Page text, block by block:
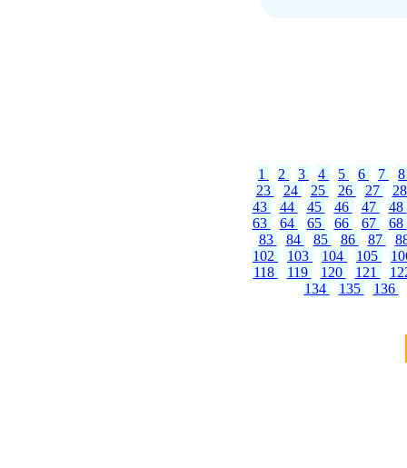
1 2 3 4 5 6 7
23
24 25 26 27
43
44 45 46 47
48
63
64 65 66 67
68
83
84 85 86 87
102
103 104 105
118
119 120 121
134
135 136